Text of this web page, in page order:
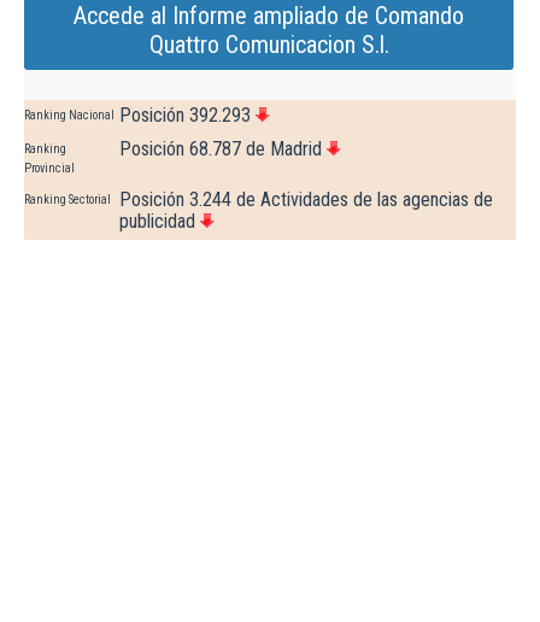
Accede al Informe ampliado de Comando
Quattro Comunicacion S.l.
Ranking Nacional Posición 392.293
Ranking
Provincial
Posición 68.787 de Madrid
Ranking Sectorial
Posición 3.244 de Actividades de las agencias de
publicidad